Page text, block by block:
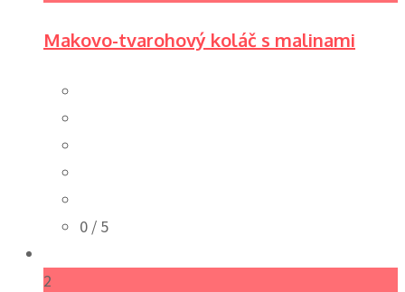
Makovo-tvarohový koláč s malinami
0 / 5
2